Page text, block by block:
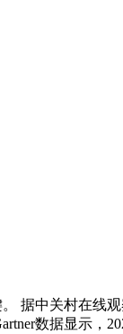
据中关村在线
数据显示，